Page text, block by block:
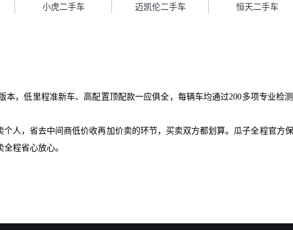
小虎二手车 迈凯伦二手车 恒天二手车
，低里程准新车、高配置顶配款一应俱全，每辆车均通过200多项专业检测
人，省去中间商低价收再加价卖的环节，买卖双方都划算。瓜子全程官方
程省心放心。